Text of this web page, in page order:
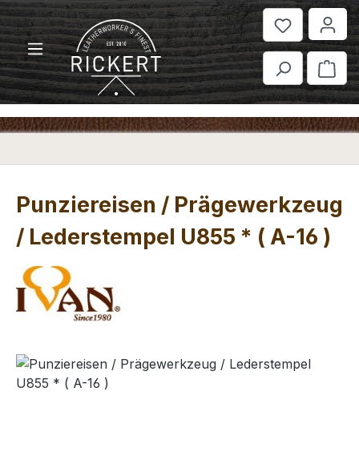
Zum Hauptinhalt springen
Punziereisen / Prägewerkzeug
/ Lederstempel U855 * ( A-16 )
Bildergalerie überspringen